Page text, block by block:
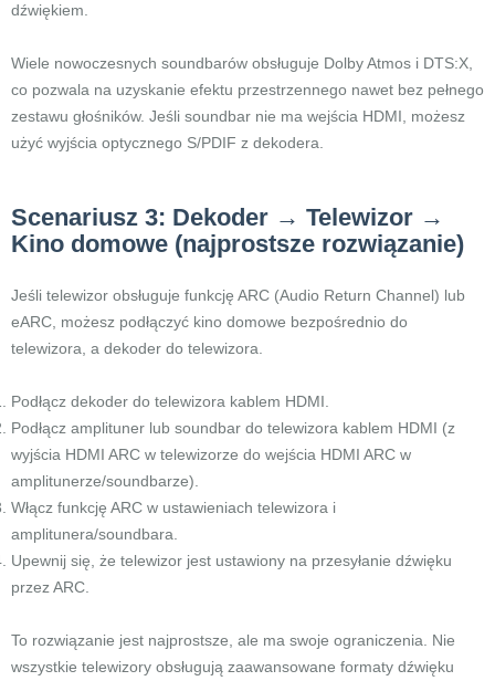
dźwiękiem.
Wiele nowoczesnych soundbarów obsługuje Dolby Atmos i DTS:X,
co pozwala na uzyskanie efektu przestrzennego nawet bez pełnego
zestawu głośników. Jeśli soundbar nie ma wejścia HDMI, możesz
użyć wyjścia optycznego S/PDIF z dekodera.
Scenariusz 3: Dekoder → Telewizor →
Kino domowe (najprostsze rozwiązanie)
Jeśli telewizor obsługuje funkcję ARC (Audio Return Channel) lub
eARC, możesz podłączyć kino domowe bezpośrednio do
telewizora, a dekoder do telewizora.
Podłącz dekoder do telewizora kablem HDMI.
Podłącz amplituner lub soundbar do telewizora kablem HDMI (z
wyjścia HDMI ARC w telewizorze do wejścia HDMI ARC w
amplitunerze/soundbarze).
Włącz funkcję ARC w ustawieniach telewizora i
amplitunera/soundbara.
Upewnij się, że telewizor jest ustawiony na przesyłanie dźwięku
przez ARC.
To rozwiązanie jest najprostsze, ale ma swoje ograniczenia. Nie
wszystkie telewizory obsługują zaawansowane formaty dźwięku